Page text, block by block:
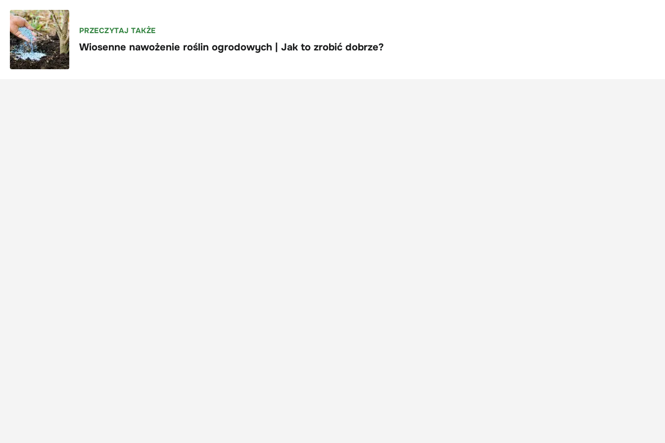
PRZECZYTAJ TAKŻE
Wiosenne nawożenie roślin ogrodowych | Jak to zrobić dobrze?